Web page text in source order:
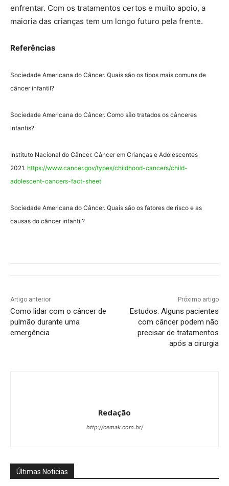
enfrentar. Com os tratamentos certos e muito apoio, a
maioria das crianças tem um longo futuro pela frente.
Referências
Sociedade Americana do Câncer. Quais são os tipos mais comuns de
câncer infantil?
Sociedade Americana do Câncer. Como são tratados os cânceres
infantis?
Instituto Nacional do Câncer. Câncer em Crianças e Adolescentes
2021. https://www.cancer.gov/types/childhood-cancers/child-
adolescent-cancers-fact-sheet
Sociedade Americana do Câncer. Quais são os fatores de risco e as
causas do câncer infantil?
Artigo anterior
Como lidar com o câncer de
pulmão durante uma
emergência
Próximo artigo
Estudos: Alguns pacientes
com câncer podem não
precisar de tratamentos
após a cirurgia
Redação
http://cemak.com.br/
Últimas Noticias